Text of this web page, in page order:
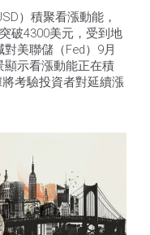
）積聚看漲動能，
破4300美元，受到地
美聯儲（Fed）9月
顯示看漲動能正在積
考驗投資者對延續漲